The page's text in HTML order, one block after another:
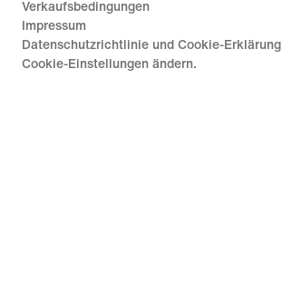
Verkaufsbedingungen
Impressum
Datenschutzrichtlinie und Cookie-Erklärung
Cookie-Einstellungen ändern.